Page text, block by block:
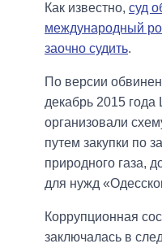
Как известно, суд
международный
заочно судить.
По версии
декабрь 2015
организовали
путем закупки по
природного газа,
для нужд
Коррупционная
заключалась в